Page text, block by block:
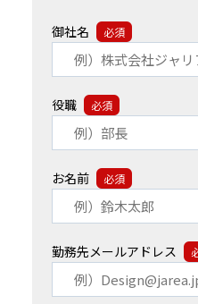
御社名 必須
役職 必須
お名前 必須
勤務先メールアドレス